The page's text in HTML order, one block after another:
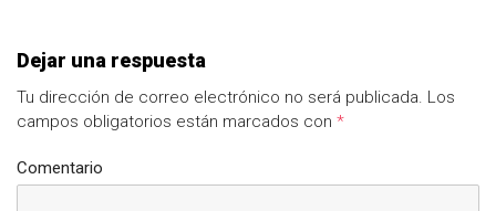
Dejar una respuesta
Tu dirección de correo electrónico no será publicada. Los
campos obligatorios están marcados con *
Comentario